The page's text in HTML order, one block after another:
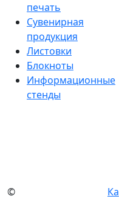
печать
Сувенирная
продукция
Листовки
Блокноты
Информационные
стенды
©